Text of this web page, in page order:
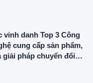
vinh danh Top 3 Công
cung cấp sản phẩm,
giải pháp chuyển đổi
2026